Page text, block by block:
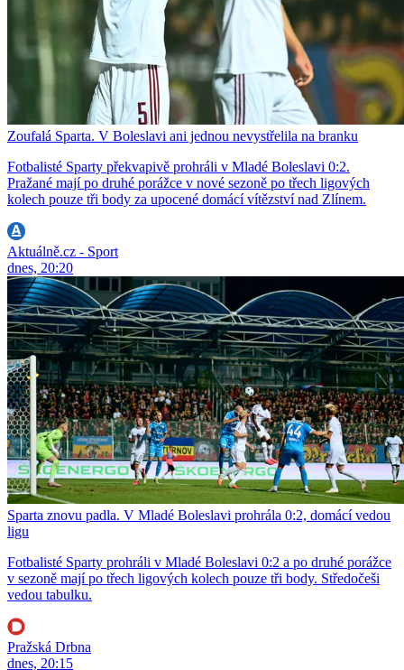
Zoufalá Sparta. V Boleslavi ani jednou nevystřelila na branku
Fotbalisté Sparty překvapivě prohráli v Mladé Boleslavi 0:2.
Pražané mají po druhé porážce v nové sezoně po třech ligových
kolech pouze tři body za upocené domácí vítězství nad Zlínem.
Aktuálně.cz - Sport
dnes, 20:20
Sparta znovu padla. V Mladé Boleslavi prohrála 0:2, domácí vedou
ligu
Fotbalisté Sparty prohráli v Mladé Boleslavi 0:2 a po druhé porážce
v sezoně mají po třech ligových kolech pouze tři body. Středočeši
vedou tabulku.
Pražská Drbna
dnes, 20:15